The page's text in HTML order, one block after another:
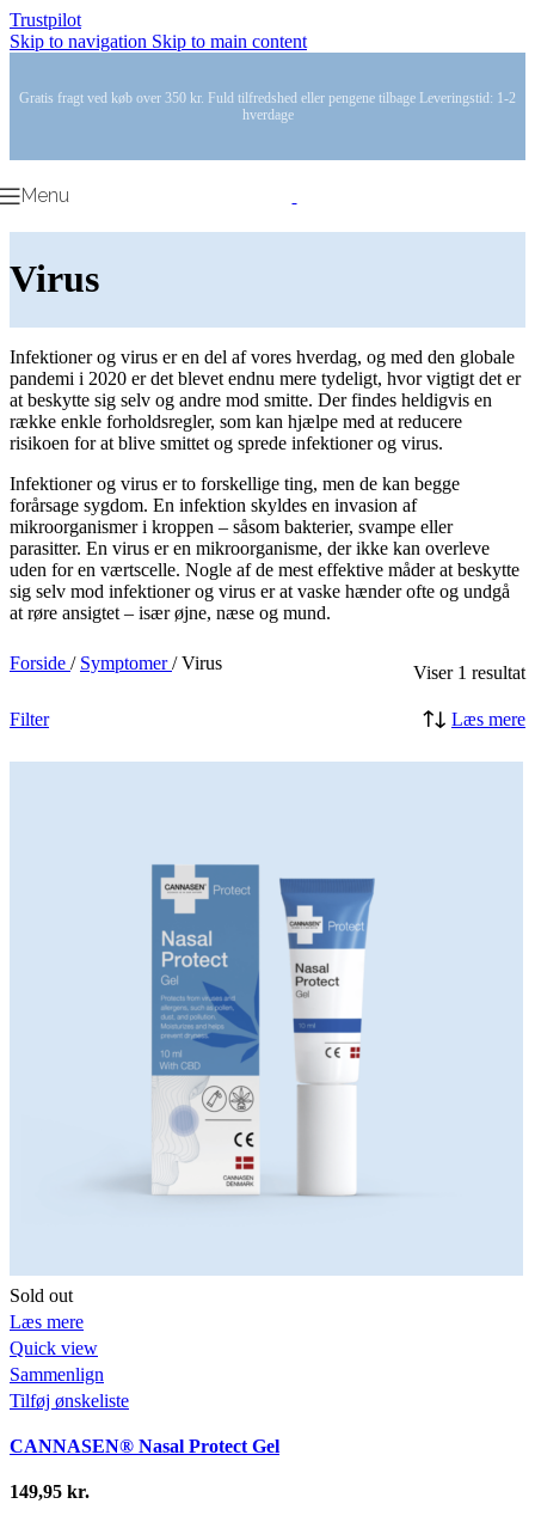
Trustpilot
Skip to navigation Skip to main content
Gratis fragt ved køb over 350 kr. Fuld tilfredshed eller pengene tilbage Leveringstid: 1-2
hverdage
Menu
Virus
Infektioner og virus er en del af vores hverdag, og med den globale
pandemi i 2020 er det blevet endnu mere tydeligt, hvor vigtigt det er
at beskytte sig selv og andre mod smitte. Der findes heldigvis en
række enkle forholdsregler, som kan hjælpe med at reducere
risikoen for at blive smittet og sprede infektioner og virus.
Infektioner og virus er to forskellige ting, men de kan begge
forårsage sygdom. En infektion skyldes en invasion af
mikroorganismer i kroppen – såsom bakterier, svampe eller
parasitter. En virus er en mikroorganisme, der ikke kan overleve
uden for en værtscelle. Nogle af de mest effektive måder at beskytte
sig selv mod infektioner og virus er at vaske hænder ofte og undgå
at røre ansigtet – især øjne, næse og mund.
Forside / Symptomer/ Virus Viser 1 resultat
Filter Læs mere
Sold out
Læs mere
Quick view
Sammenlign
Tilføj ønskeliste
CANNASEN® Nasal Protect Gel
149,95 kr.